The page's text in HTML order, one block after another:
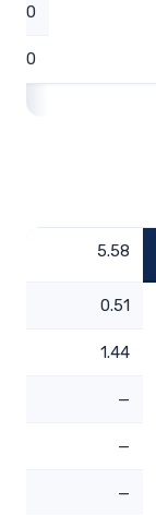
0
0
5.58
0.51
1.44
—
—
—